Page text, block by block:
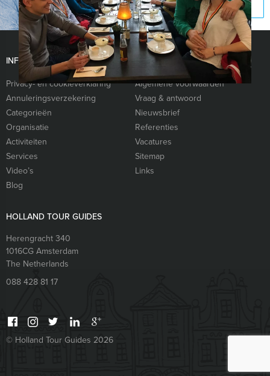
BEL 088 428 81 17
INFORMATIE
Privacy- en cookieverklaring
Algemene voorwaarden
Annuleringsverzekering
Vraag & antwoord
Categorieën
Nieuwsbrief
Organisatie
Referenties
Activiteiten
Vacatures
Services
Sitemap
Video’s
Links
Blog
HOLLAND TOUR GUIDES
Herengracht 340
1016CG Amsterdam
The Netherlands
088 428 81 17
© Holland Tour Guides 2026